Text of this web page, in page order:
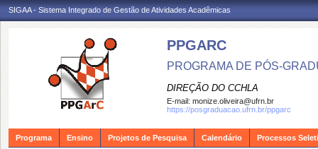
SIGAA - Sistema Integrado de Gestão de Atividades Acadêmicas
PPGARC
PROGRAMA DE PÓS-
DIREÇÃO DO CCHLA
E-mail: monize.oliveira@ufrn.br
https://posgraduacao.ufrn.br/ppgarc
Programa Ensino Projetos de Pesquisa Calendário Processos